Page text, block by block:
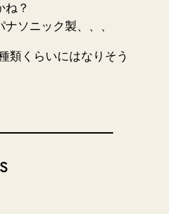
ね？
ソニック製、、、
類くらいにはなりそう